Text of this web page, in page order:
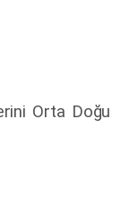
Orta Doğu